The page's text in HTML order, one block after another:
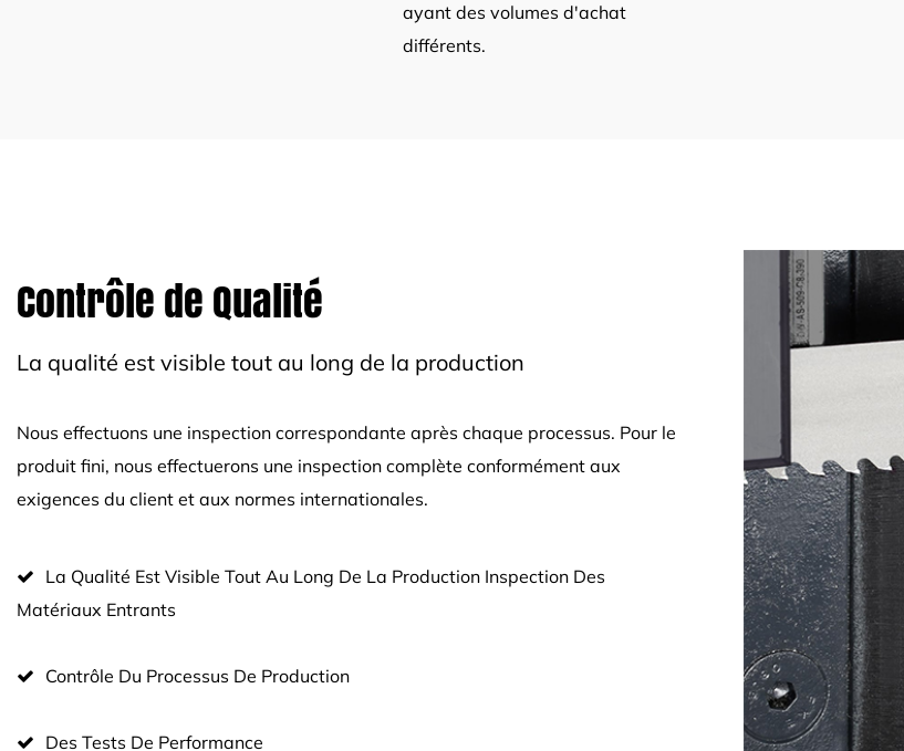
ayant des volumes d'achat
différents.
Contrôle de Qualité
La qualité est visible tout au long de la production
Nous effectuons une inspection correspondante après chaque processus. Pour le
produit fini, nous effectuerons une inspection complète conformément aux
exigences du client et aux normes internationales.
La Qualité Est Visible Tout Au Long De La Production Inspection Des
Matériaux Entrants
Contrôle Du Processus De Production
Des Tests De Performance